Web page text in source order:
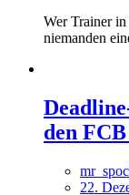
Wer Trainer
niemanden
den
22.